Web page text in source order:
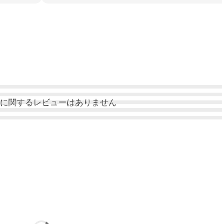
に関するレビューはありません